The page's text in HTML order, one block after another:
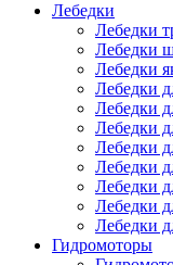
Лебедки
Лебедки
Лебедки
Лебедки
Лебедки
Лебедки
Лебедки
Лебедки
Лебедки
Лебедки
Лебедки
Лебедки
Гидромоторы